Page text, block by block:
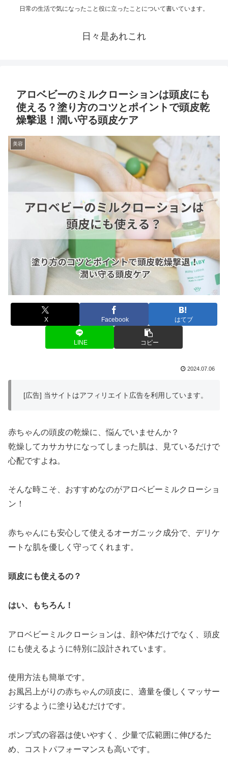
日常の生活で気になったこと役に立ったことについて書いています。
日々是あれこれ
アロベビーのミルクローションは頭皮にも
使える？塗り方のコツとポイントで頭皮乾
燥撃退！潤い守る頭皮ケア
美容
X Facebook はてブ
LINE コピー
2024.07.06
[広告] 当サイトはアフィリエイト広告を利用しています。
赤ちゃんの頭皮の乾燥に、悩んでいませんか？
乾燥してカサカサになってしまった肌は、見ているだけで
心配ですよね。
そんな時こそ、おすすめなのがアロベビーミルクローショ
ン！
赤ちゃんにも安心して使えるオーガニック成分で、デリケ
ートな肌を優しく守ってくれます。
頭皮にも使えるの？
はい、もちろん！
アロベビーミルクローションは、顔や体だけでなく、頭皮
にも使えるように特別に設計されています。
使用方法も簡単です。
お風呂上がりの赤ちゃんの頭皮に、適量を優しくマッサー
ジするように塗り込むだけです。
ポンプ式の容器は使いやすく、少量で広範囲に伸びるた
め、コストパフォーマンスも高いです。